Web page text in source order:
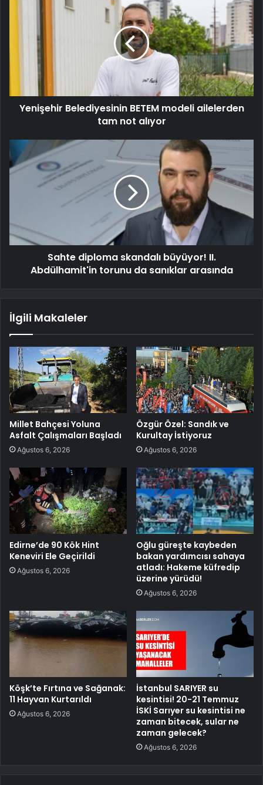
Yenişehir Belediyesinin BETEM modeli ailelerden
tam not alıyor
Sahte diploma skandalı büyüyor! II.
Abdülhamit'in torunu da sanıklar arasında
İlgili Makaleler
Millet Bahçesi Yoluna
Asfalt Çalışmaları Başladı
Ağustos 6, 2026
Özgür Özel: Sandık ve
Kurultay İstiyoruz
Ağustos 6, 2026
Edirne’de 90 Kök Hint
Keneviri Ele Geçirildi
Ağustos 6, 2026
Oğlu güreşte kaybeden
bakan yardımcısı sahaya
atladı: Hakeme küfredip
üzerine yürüdü!
Ağustos 6, 2026
Köşk’te Fırtına ve Sağanak:
11 Hayvan Kurtarıldı
Ağustos 6, 2026
İstanbul SARIYER su
kesintisi! 20-21 Temmuz
İSKİ Sarıyer su kesintisi ne
zaman bitecek, sular ne
zaman gelecek?
Ağustos 6, 2026